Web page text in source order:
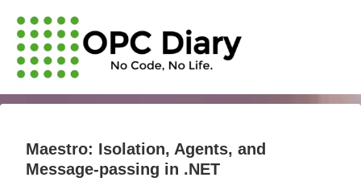
Maestro: Isolation, Agents, and
Message-passing in .NET